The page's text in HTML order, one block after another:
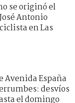
se originó el
Antonio
en Las
Avenida España
desvíos
el domingo